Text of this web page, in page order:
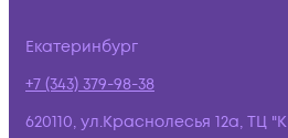
Екатеринбург
+7 (343) 379-98-38
620110, ул.Краснолесья 12а, ТЦ